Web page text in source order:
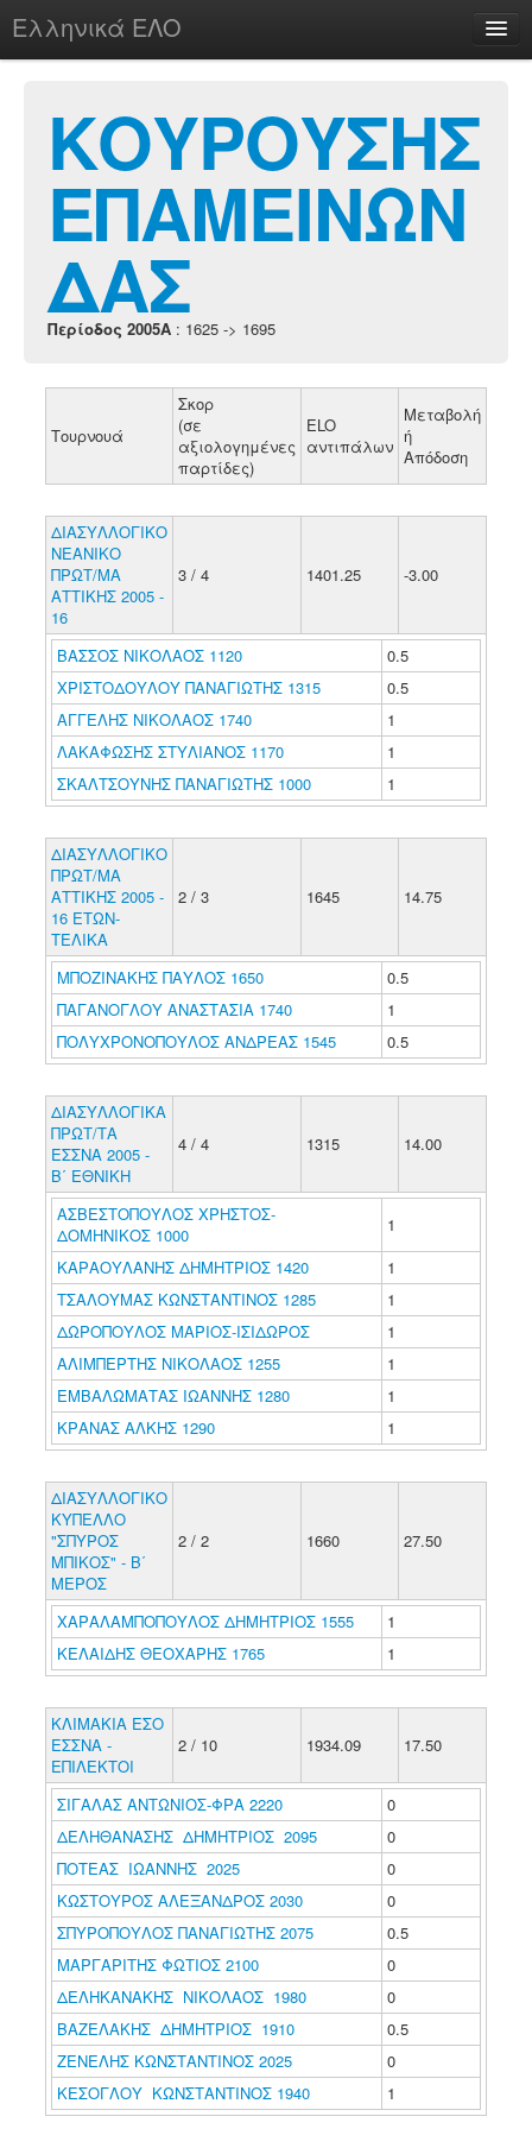
Ελληνικά ΕΛΟ
chesstu.be @ discord
Login
ΚΟΥΡΟΥΣΗΣ
ΕΠΑΜΕΙΝΩΝ
ΔΑΣ
Περίοδος 2005A : 1625 -> 1695
Τουρνουά
Σκορ
(σε
αξιολογημένες
παρτίδες)
ELO
αντιπάλων
Μεταβολή
ή
Απόδοση
ΔΙΑΣΥΛΛΟΓΙΚΟ
ΝΕΑΝΙΚΟ
ΠΡΩΤ/ΜΑ
ΑΤΤΙΚΗΣ 2005 -
16
3 / 4 1401.25 -3.00
ΒΑΣΣΟΣ ΝΙΚΟΛΑΟΣ 1120
0.5
ΧΡΙΣΤΟΔΟΥΛΟΥ ΠΑΝΑΓΙΩΤΗΣ 1315
0.5
ΑΓΓΕΛΗΣ ΝΙΚΟΛΑΟΣ 1740
1
ΛΑΚΑΦΩΣΗΣ ΣΤΥΛΙΑΝΟΣ 1170
1
ΣΚΑΛΤΣΟΥΝΗΣ ΠΑΝΑΓΙΩΤΗΣ 1000
1
ΔΙΑΣΥΛΛΟΓΙΚΟ
ΠΡΩΤ/ΜΑ
ΑΤΤΙΚΗΣ 2005 -
16 ΕΤΩΝ-
ΤΕΛΙΚΑ
2 / 3 1645 14.75
ΜΠΟΖΙΝΑΚΗΣ ΠΑΥΛΟΣ 1650
0.5
ΠΑΓΑΝΟΓΛΟΥ ΑΝΑΣΤΑΣΙΑ 1740
1
ΠΟΛΥΧΡΟΝΟΠΟΥΛΟΣ ΑΝΔΡΕΑΣ 1545
0.5
ΔΙΑΣΥΛΛΟΓΙΚΑ
ΠΡΩΤ/ΤΑ
ΕΣΣΝΑ 2005 -
Β΄ ΕΘΝΙΚΗ
4 / 4 1315 14.00
ΑΣΒΕΣΤΟΠΟΥΛΟΣ ΧΡΗΣΤΟΣ-
ΔΟΜΗΝΙΚΟΣ 1000
1
ΚΑΡΑΟΥΛΑΝΗΣ ΔΗΜΗΤΡΙΟΣ 1420
1
ΤΣΑΛΟΥΜΑΣ ΚΩΝΣΤΑΝΤΙΝΟΣ 1285
1
ΔΩΡΟΠΟΥΛΟΣ ΜΑΡΙΟΣ-ΙΣΙΔΩΡΟΣ
1
ΑΛΙΜΠΕΡΤΗΣ ΝΙΚΟΛΑΟΣ 1255
1
ΕΜΒΑΛΩΜΑΤΑΣ ΙΩΑΝΝΗΣ 1280
1
ΚΡΑΝΑΣ ΑΛΚΗΣ 1290
1
ΔΙΑΣΥΛΛΟΓΙΚΟ
ΚΥΠΕΛΛΟ
"ΣΠΥΡΟΣ
ΜΠΙΚΟΣ" - Β΄
ΜΕΡΟΣ
2 / 2 1660 27.50
ΧΑΡΑΛΑΜΠΟΠΟΥΛΟΣ ΔΗΜΗΤΡΙΟΣ 1555
1
ΚΕΛΑΙΔΗΣ ΘΕΟΧΑΡΗΣ 1765
1
ΚΛΙΜΑΚΙΑ ΕΣΟ
ΕΣΣΝΑ -
ΕΠΙΛΕΚΤΟΙ
2 / 10 1934.09 17.50
ΣΙΓΑΛΑΣ ΑΝΤΩΝΙΟΣ-ΦΡΑ 2220
0
ΔΕΛΗΘΑΝΑΣΗΣ ΔΗΜΗΤΡΙΟΣ 2095
0
ΠΟΤΕΑΣ ΙΩΑΝΝΗΣ 2025
0
ΚΩΣΤΟΥΡΟΣ ΑΛΕΞΑΝΔΡΟΣ 2030
0
ΣΠΥΡΟΠΟΥΛΟΣ ΠΑΝΑΓΙΩΤΗΣ 2075
0.5
ΜΑΡΓΑΡΙΤΗΣ ΦΩΤΙΟΣ 2100
0
ΔΕΛΗΚΑΝΑΚΗΣ ΝΙΚΟΛΑΟΣ 1980
0
ΒΑΖΕΛΑΚΗΣ ΔΗΜΗΤΡΙΟΣ 1910
0.5
ΖΕΝΕΛΗΣ ΚΩΝΣΤΑΝΤΙΝΟΣ 2025
0
ΚΕΣΟΓΛΟΥ ΚΩΝΣΤΑΝΤΙΝΟΣ 1940
1